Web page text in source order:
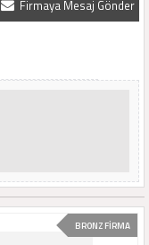
Firmaya Mesaj Gönder
BRONZ FİRMA